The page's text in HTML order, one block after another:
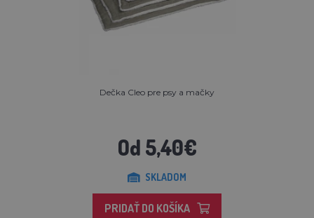
Dečka Cleo pre psy a mačky
Od 5,40€
SKLADOM
PRIDAŤ DO KOŠÍKA